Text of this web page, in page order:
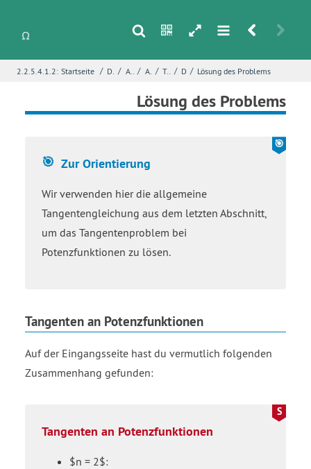
s n h m r u
2.2.5.4.1.2: Startseite / Differentialrechnung/ Ableitung von Funktionen / Ableitungsgeometrie/ Tangentengleichungen / Das Problem
/ Lösung des Problems
Lösung des Problems
Zur Orientierung
Wir verwenden hier die allgemeine
Tangentengleichung aus dem letzten Abschnitt,
um das Tangentenproblem bei
Potenzfunktionen zu lösen.
Tangenten an Potenzfunktionen
Auf der Eingangsseite hast du vermutlich folgenden
Zusammenhang gefunden:
Tangenten an Potenzfunktionen
$n = 2$:
Seite *